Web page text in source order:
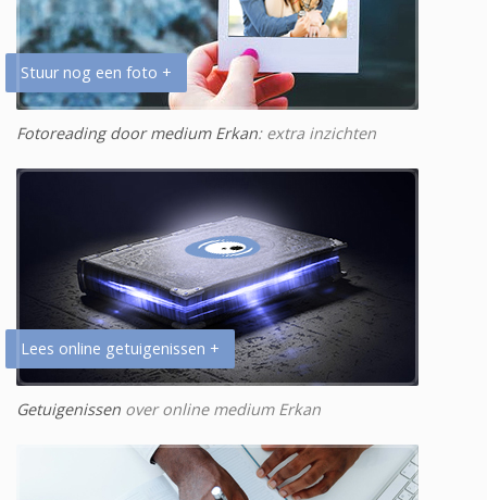
Stuur nog een foto +
Fotoreading door medium Erkan: extra inzichten
Lees online getuigenissen +
Getuigenissen over online medium Erkan